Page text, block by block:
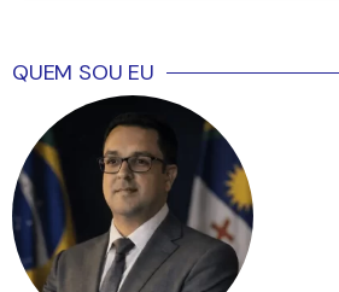
QUEM SOU EU